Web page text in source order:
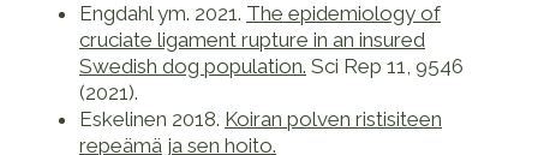
Engdahl ym. 2021. The epidemiology of
cruciate ligament rupture in an insured
Swedish dog population. Sci Rep 11, 9546
(2021).
Eskelinen 2018. Koiran polven ristisiteen
repeämä ja sen hoito.